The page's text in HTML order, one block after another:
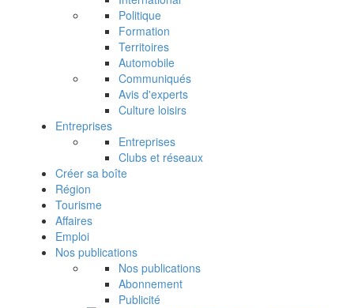
Politique
Formation
Territoires
Automobile
Communiqués
Avis d'experts
Culture loisirs
Entreprises
Entreprises
Clubs et réseaux
Créer sa boîte
Région
Tourisme
Affaires
Emploi
Nos publications
Nos publications
Abonnement
Publicité